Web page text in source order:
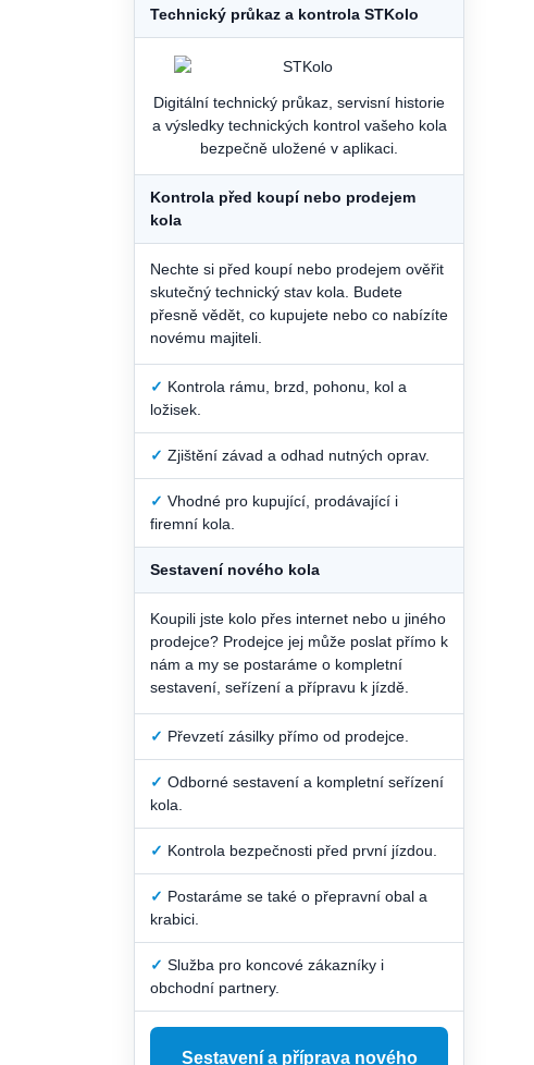
Technický průkaz a kontrola STKolo
Digitální technický průkaz, servisní historie
a výsledky technických kontrol vašeho kola
bezpečně uložené v aplikaci.
Kontrola před koupí nebo prodejem
kola
Nechte si před koupí nebo prodejem ověřit
skutečný technický stav kola. Budete
přesně vědět, co kupujete nebo co nabízíte
novému majiteli.
✓ Kontrola rámu, brzd, pohonu, kol a
ložisek.
✓ Zjištění závad a odhad nutných oprav.
✓ Vhodné pro kupující, prodávající i
firemní kola.
Sestavení nového kola
Koupili jste kolo přes internet nebo u jiného
prodejce? Prodejce jej může poslat přímo k
nám a my se postaráme o kompletní
sestavení, seřízení a přípravu k jízdě.
✓ Převzetí zásilky přímo od prodejce.
✓ Odborné sestavení a kompletní seřízení
kola.
✓ Kontrola bezpečnosti před první jízdou.
✓ Postaráme se také o přepravní obal a
krabici.
✓ Služba pro koncové zákazníky i
obchodní partnery.
Sestavení a příprava nového